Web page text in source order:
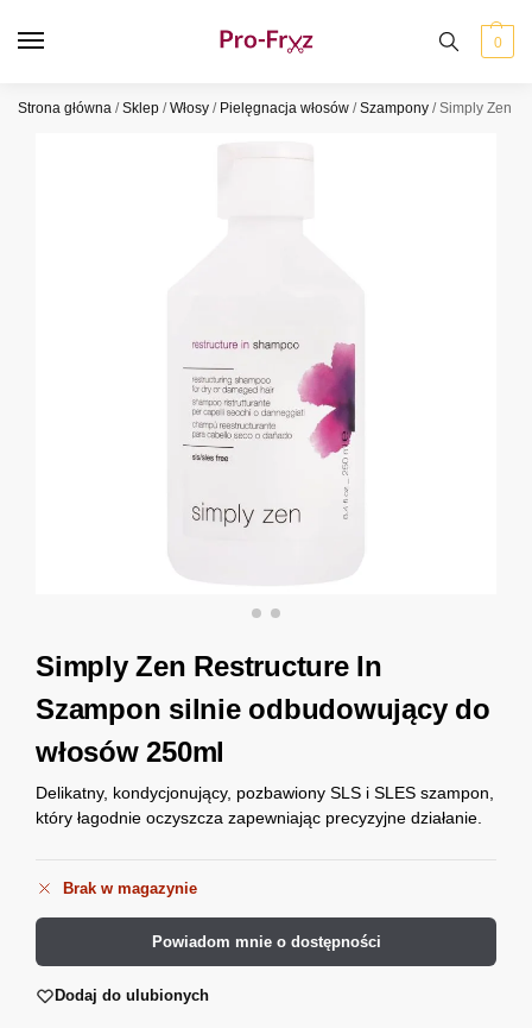
0
Strona główna /Sklep /Włosy / Pielęgnacja włosów /Szampony /Simply Zen
Simply Zen Restructure In
Szampon silnie odbudowujący do
włosów 250ml
Delikatny, kondycjonujący, pozbawiony SLS i SLES szampon,
który łagodnie oczyszcza zapewniając precyzyjne działanie.
Brak w magazynie
Powiadom mnie o dostępności
Dodaj do ulubionych